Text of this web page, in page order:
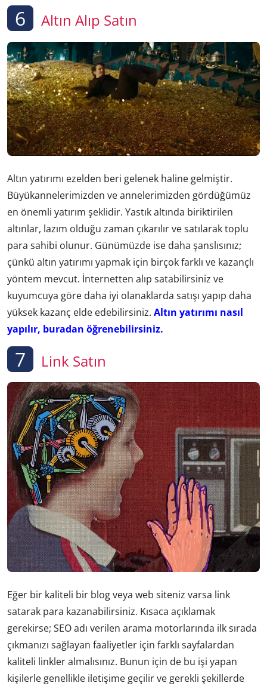
6 Altın Alıp Satın
Altın yatırımı ezelden beri gelenek haline gelmiştir.
Büyükannelerimizden ve annelerimizden gördüğümüz
en önemli yatırım şeklidir. Yastık altında biriktirilen
altınlar, lazım olduğu zaman çıkarılır ve satılarak toplu
para sahibi olunur. Günümüzde ise daha şanslısınız;
çünkü altın yatırımı yapmak için birçok farklı ve kazançlı
yöntem mevcut. İnternetten alıp satabilirsiniz ve
kuyumcuya göre daha iyi olanaklarda satışı yapıp daha
yüksek kazanç elde edebilirsiniz. Altın yatırımı nasıl
yapılır, buradan öğrenebilirsiniz.
7 Link Satın
Eğer bir kaliteli bir blog veya web siteniz varsa link
satarak para kazanabilirsiniz. Kısaca açıklamak
gerekirse; SEO adı verilen arama motorlarında ilk sırada
çıkmanızı sağlayan faaliyetler için farklı sayfalardan
kaliteli linkler almalısınız. Bunun için de bu işi yapan
kişilerle genellikle iletişime geçilir ve gerekli şekillerde